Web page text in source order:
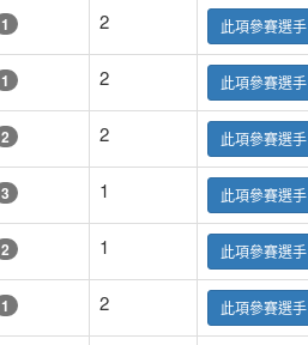
1 2 此項參賽選手
1 2 此項參賽選手
2 2 此項參賽選手
3 1 此項參賽選手
2 1 此項參賽選手
1 2 此項參賽選手